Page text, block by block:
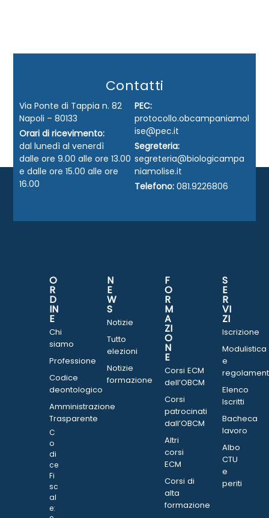
Contatti
Via Ponte di Tappia n. 82
Napoli – 80133
Orari di ricevimento:
dal lunedì al venerdì
dalle ore 9.00 alle ore 13.00
e dalle ore 15.00 alle ore
16.00
PEC:
protocollo.obcampaniamol
ise@pec.it
Segreteria:
segreteria@biologicampa
niamolise.it
Telefono: 081.9226806
O
R
D
IN
E
Chi
siamo
Professione
Codice
deontologico
Amministrazione
Trasparente
C
o
di
ce
Fi
sc
al
e:
N
E
W
S
Notizie
Tutto
elezioni
Notizie
formazione
F
O
R
M
A
ZI
O
N
E
Corsi ECM
dell’OBCM
Corsi
patrocinati
dall’OBCM
Altri
corsi
ECM
Corsi di
alta
formazione
S
E
R
VI
ZI
Iscrizione
Modulistica
e
Elenco
Iscritti
Bacheca
lavoro
Albo
CTU
e
periti